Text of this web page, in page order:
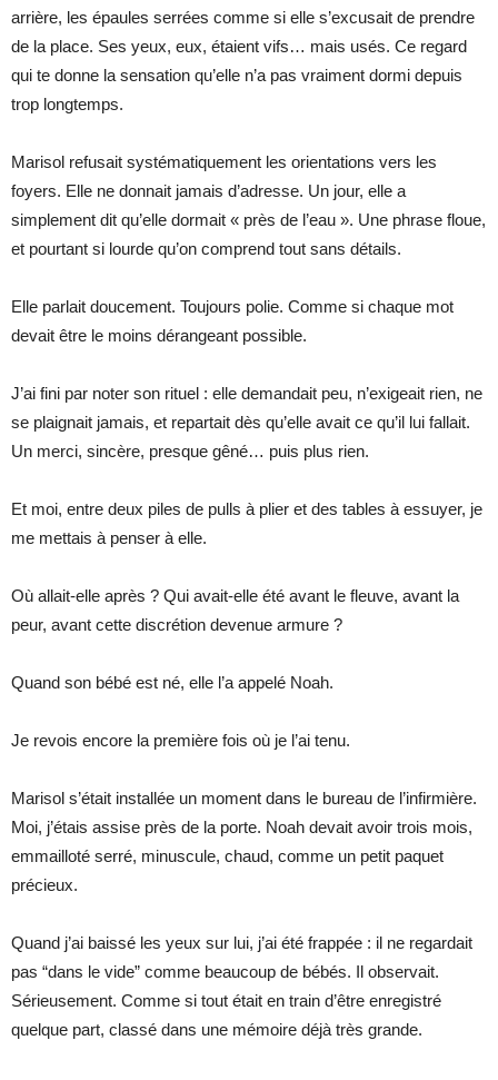
arrière, les épaules serrées comme si elle s’excusait de prendre
de la place. Ses yeux, eux, étaient vifs… mais usés. Ce regard
qui te donne la sensation qu’elle n’a pas vraiment dormi depuis
trop longtemps.
Marisol refusait systématiquement les orientations vers les
foyers. Elle ne donnait jamais d’adresse. Un jour, elle a
simplement dit qu’elle dormait « près de l’eau ». Une phrase floue,
et pourtant si lourde qu’on comprend tout sans détails.
Elle parlait doucement. Toujours polie. Comme si chaque mot
devait être le moins dérangeant possible.
J’ai fini par noter son rituel : elle demandait peu, n’exigeait rien, ne
se plaignait jamais, et repartait dès qu’elle avait ce qu’il lui fallait.
Un merci, sincère, presque gêné… puis plus rien.
Et moi, entre deux piles de pulls à plier et des tables à essuyer, je
me mettais à penser à elle.
Où allait-elle après ? Qui avait-elle été avant le fleuve, avant la
peur, avant cette discrétion devenue armure ?
Quand son bébé est né, elle l’a appelé Noah.
Je revois encore la première fois où je l’ai tenu.
Marisol s’était installée un moment dans le bureau de l’infirmière.
Moi, j’étais assise près de la porte. Noah devait avoir trois mois,
emmailloté serré, minuscule, chaud, comme un petit paquet
précieux.
Quand j’ai baissé les yeux sur lui, j’ai été frappée : il ne regardait
pas “dans le vide” comme beaucoup de bébés. Il observait.
Sérieusement. Comme si tout était en train d’être enregistré
quelque part, classé dans une mémoire déjà très grande.